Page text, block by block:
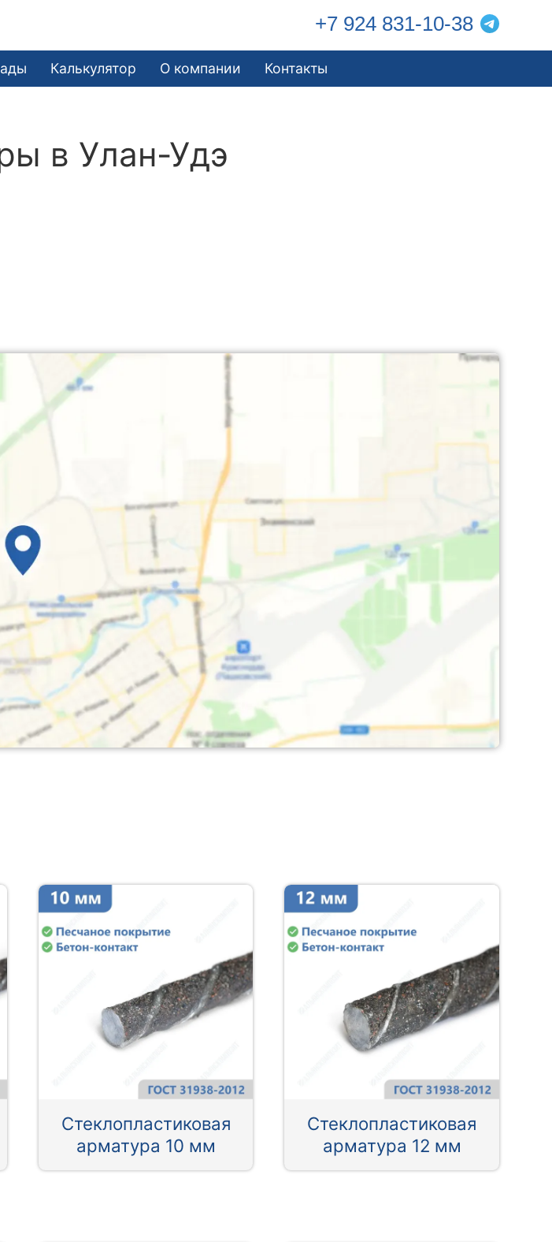
+7 924 831-10-38
Калькулятор О компании Контакты
в Улан-Удэ
Стеклопластиковая
арматура 10 мм
Стеклопластиковая
арматура 12 мм